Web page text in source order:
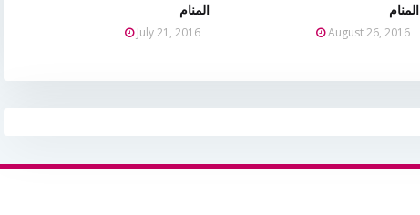
المنام
August 26, 2016
المنام
July 21, 2016